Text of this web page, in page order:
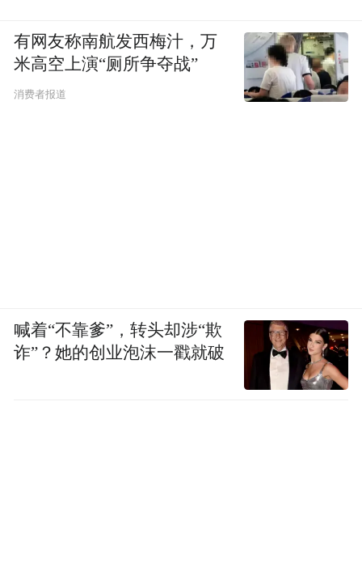
有网友称南航发西梅汁，万
米高空上演“厕所争夺战”
消费者报道
喊着“不靠爹”，转头却涉“欺
诈”？她的创业泡沫一戳就破